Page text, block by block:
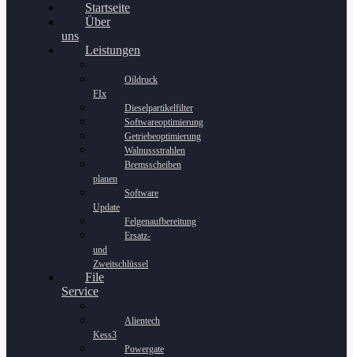
Startseite
Über
uns
Leistungen
Oildruck
FIx
Dieselpartikelfilter
Softwareoptimierung
Getriebeoptimierung
Walnussstrahlen
Bremsscheiben
planen
Software
Update
Felgenaufbereitung
Ersatz-
und
Zweitschlüssel
File
Service
Alientech
Kess3
Powergate